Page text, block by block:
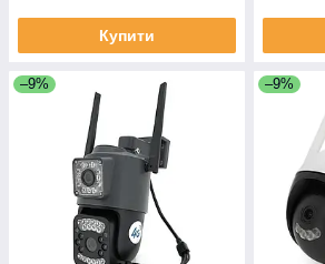
Купити
–9% –9%